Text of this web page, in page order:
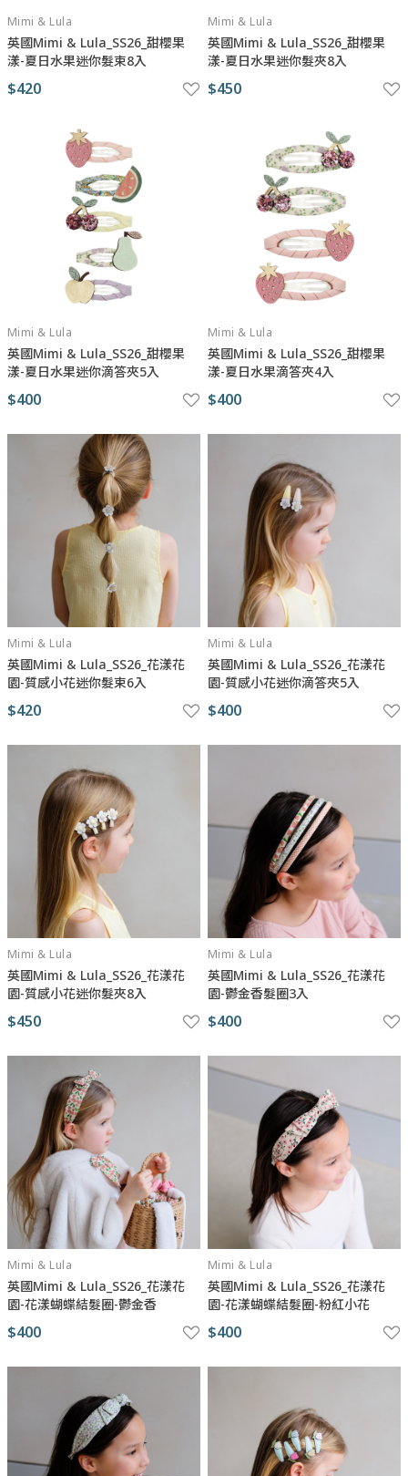
Mimi & Lula
英國Mimi & Lula_SS26_甜櫻果
漾-夏日水果迷你髮束8入
$420
Mimi & Lula
英國Mimi & Lula_SS26_甜櫻果
漾-夏日水果迷你髮夾8入
$450
Mimi & Lula
英國Mimi & Lula_SS26_甜櫻果
漾-夏日水果迷你滴答夾5入
$400
Mimi & Lula
英國Mimi & Lula_SS26_甜櫻果
漾-夏日水果滴答夾4入
$400
Mimi & Lula
英國Mimi & Lula_SS26_花漾花
園-質感小花迷你髮束6入
$420
Mimi & Lula
英國Mimi & Lula_SS26_花漾花
園-質感小花迷你滴答夾5入
$400
Mimi & Lula
英國Mimi & Lula_SS26_花漾花
園-質感小花迷你髮夾8入
$450
Mimi & Lula
英國Mimi & Lula_SS26_花漾花
園-鬱金香髮圈3入
$400
Mimi & Lula
英國Mimi & Lula_SS26_花漾花
園-花漾蝴蝶結髮圈-鬱金香
$400
Mimi & Lula
英國Mimi & Lula_SS26_花漾花
園-花漾蝴蝶結髮圈-粉紅小花
$400